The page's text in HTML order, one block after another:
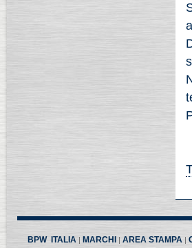
BPW ITALIA MARCHI AREA STAMPA